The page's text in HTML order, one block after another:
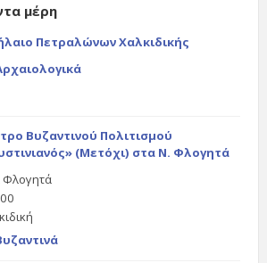
μέρη
Πετραλώνων Χαλκιδικής
Βυζαντινού Πολιτισμού
(Μετόχι) στα Ν. Φλογητά
Φλογητά